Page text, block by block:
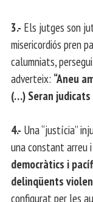
3.- Els jutges son
misericordiós pren
calumniats,
adverteix: “Aneu
(…) Seran judicats
4.- Una “justícia”
una constant arreu
democràtics i
delinqüents
configurat per les